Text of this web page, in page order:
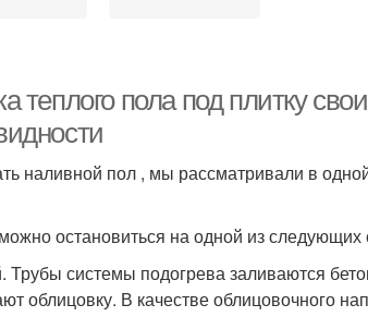
теплого пола под плитку
наливной пол , мы рассматривали в
остановиться на одной из следующих
Трубы системы подогрева заливаются
облицовку. В качестве облицовочного